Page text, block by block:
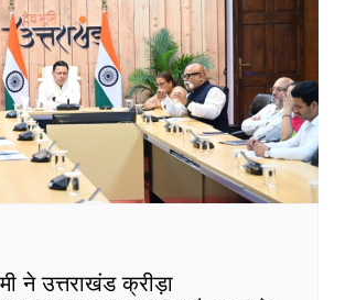
ने उत्तराखंड क्रीड़ा